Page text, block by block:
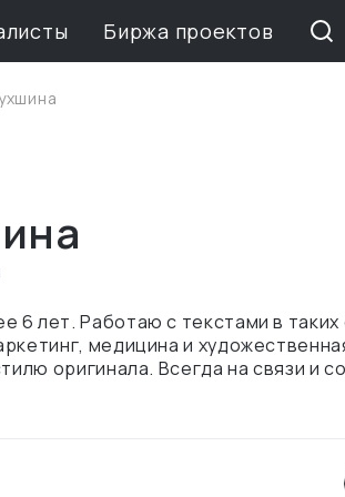
Биржа проектов
лет. Работаю с текстами в таких
медицина и
оригинала. Всегда на связи и